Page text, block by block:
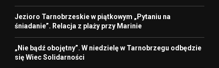
Jezioro Tarnobrzeskie w piątkowym „Pytaniu na
śniadanie”. Relacja z plaży przy Marinie
„Nie bądź obojętny”. W niedzielę w Tarnobrzegu odbędzie
się Wiec Solidarności